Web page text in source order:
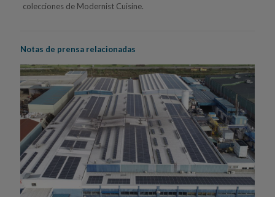
colecciones de Modernist Cuisine.
Notas de prensa relacionadas